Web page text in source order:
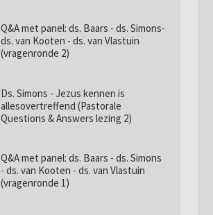
Q&A met panel: ds. Baars - ds. Simons-
ds. van Kooten - ds. van Vlastuin
(vragenronde 2)
Ds. Simons - Jezus kennen is
allesovertreffend (Pastorale
Questions & Answers lezing 2)
Q&A met panel: ds. Baars - ds. Simons
- ds. van Kooten - ds. van Vlastuin
(vragenronde 1)